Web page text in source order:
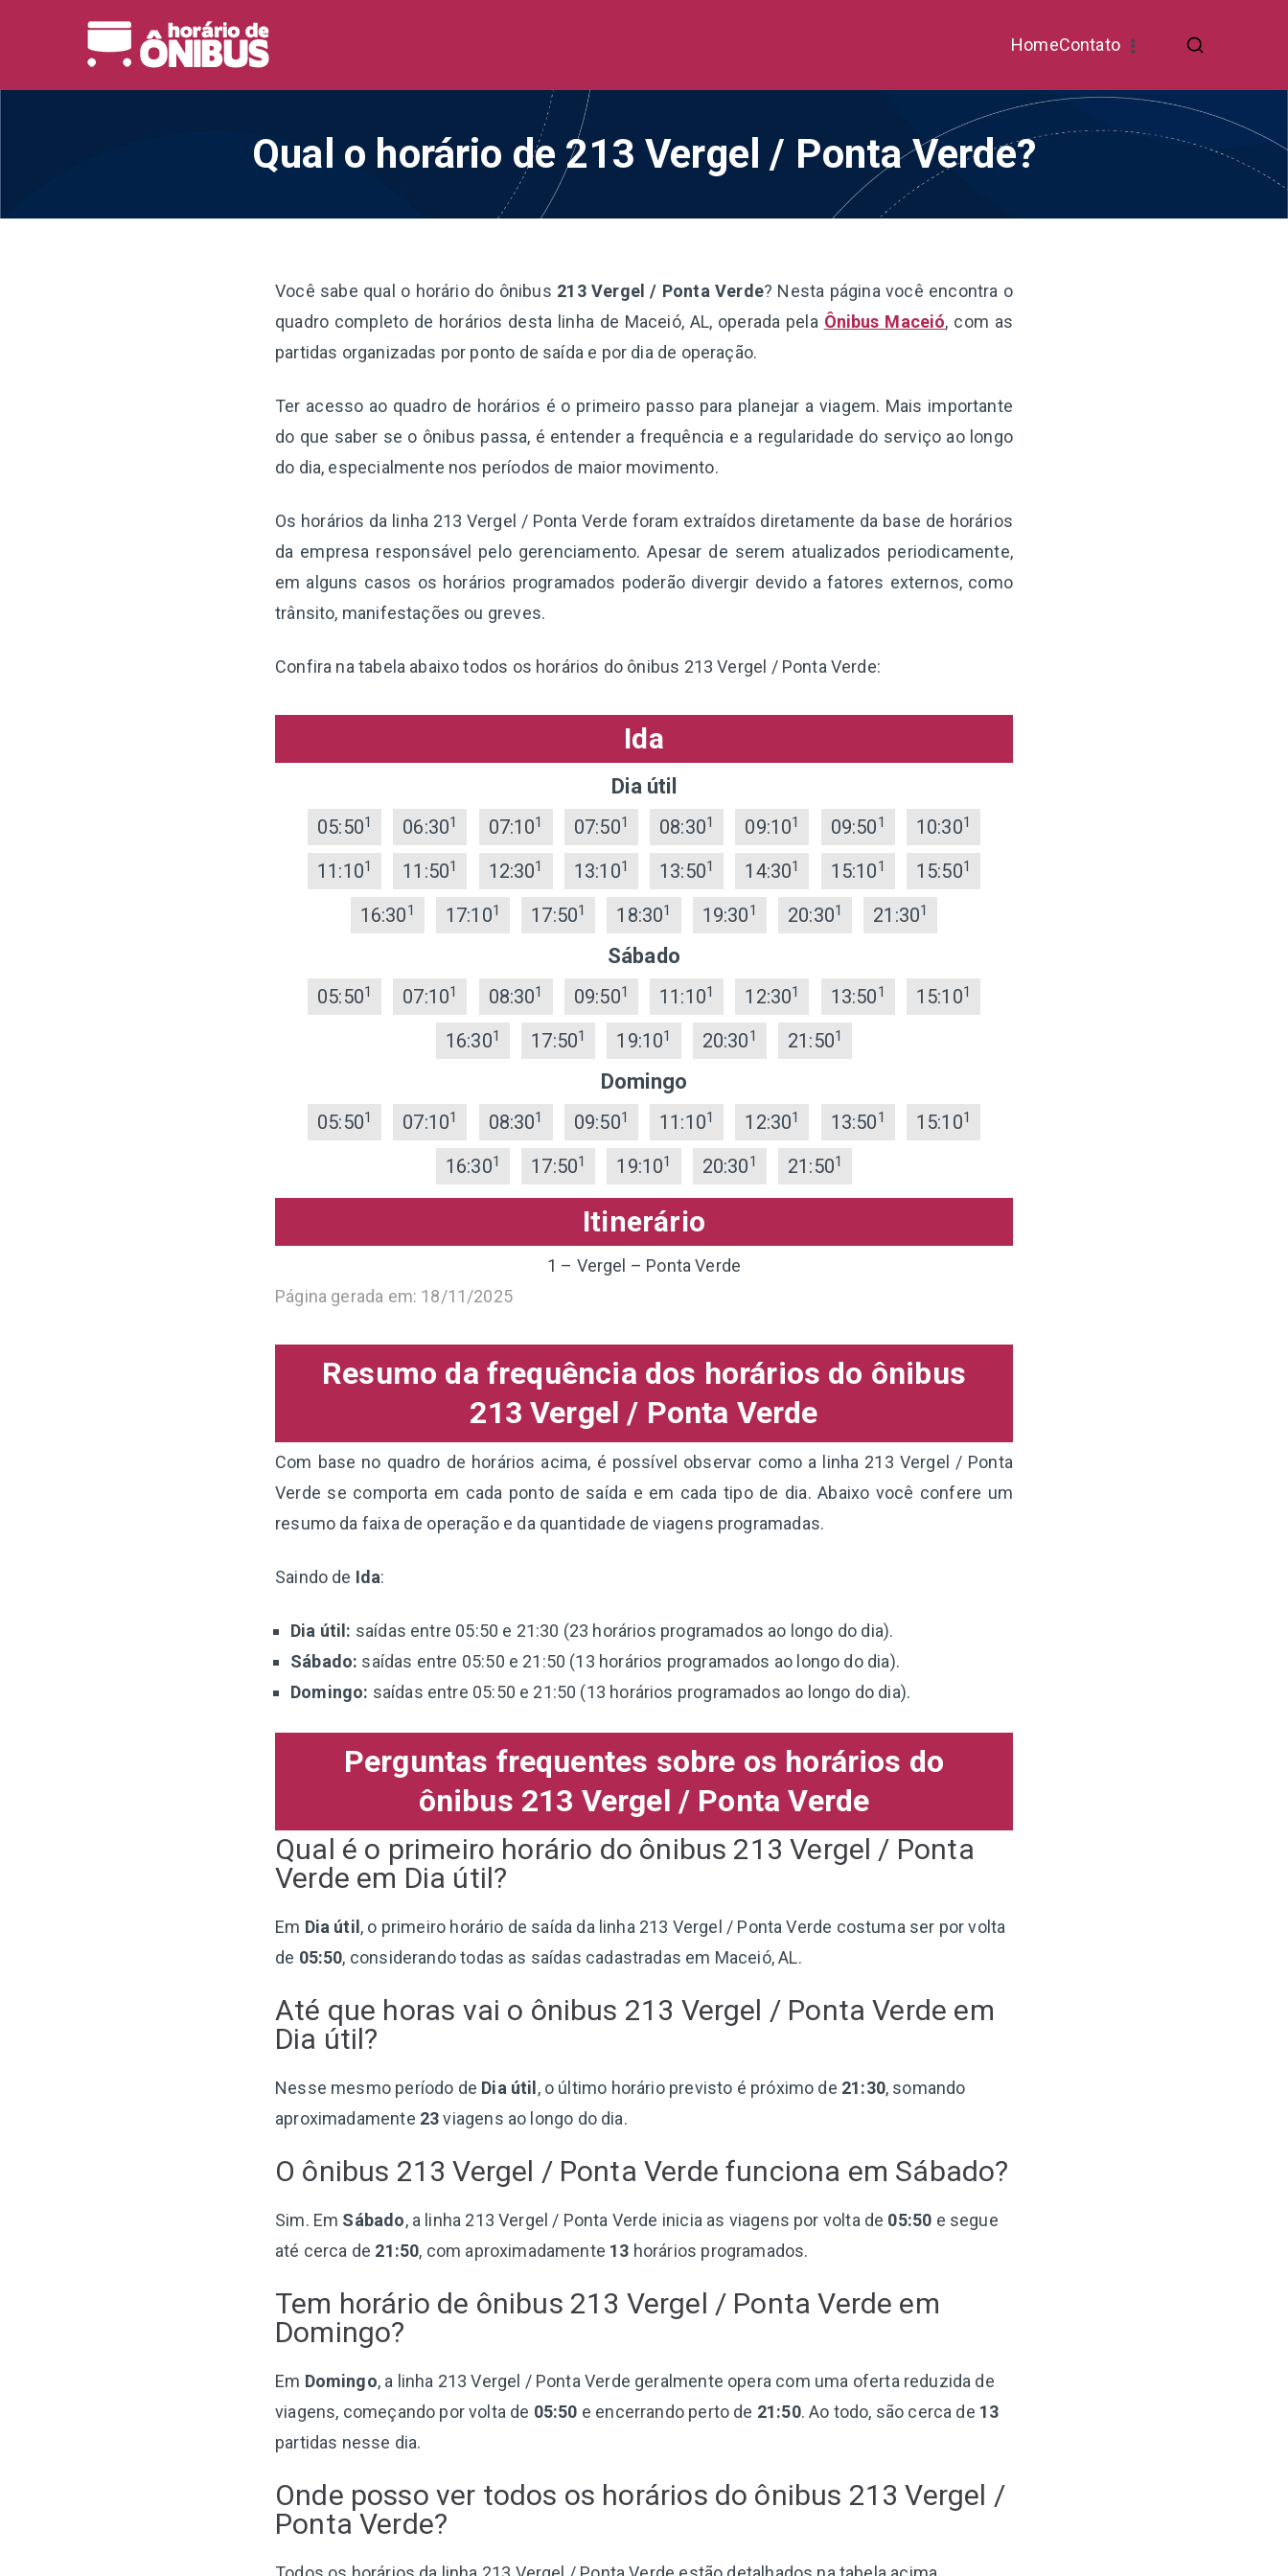
HomeContato
Qual o horário de 213 Vergel / Ponta Verde?
Você sabe qual o horário do ônibus 213 Vergel / Ponta Verde? Nesta página você encontra o
quadro completo de horários desta linha de Maceió, AL, operada pela Ônibus Maceió, com as
partidas organizadas por ponto de saída e por dia de operação.
Ter acesso ao quadro de horários é o primeiro passo para planejar a viagem. Mais importante
do que saber se o ônibus passa, é entender a frequência e a regularidade do serviço ao longo
do dia, especialmente nos períodos de maior movimento.
Os horários da linha 213 Vergel / Ponta Verde foram extraídos diretamente da base de horários
da empresa responsável pelo gerenciamento. Apesar de serem atualizados periodicamente,
em alguns casos os horários programados poderão divergir devido a fatores externos, como
trânsito, manifestações ou greves.
Confira na tabela abaixo todos os horários do ônibus 213 Vergel / Ponta Verde:
Ida
Dia útil
05:501 06:301 07:101 07:501 08:301 09:101 09:501 10:301
11:101 11:501 12:301 13:101 13:501 14:301 15:101 15:501
16:301 17:101 17:501 18:301 19:301 20:301 21:301
Sábado
05:501 07:101 08:301 09:501 11:101 12:301 13:501 15:101
16:301 17:501 19:101 20:301 21:501
Domingo
05:501 07:101 08:301 09:501 11:101 12:301 13:501 15:101
16:301 17:501 19:101 20:301 21:501
Itinerário
1 – Vergel – Ponta Verde
Página gerada em: 18/11/2025
Resumo da frequência dos horários do ônibus
213 Vergel / Ponta Verde
Com base no quadro de horários acima, é possível observar como a linha 213 Vergel / Ponta
Verde se comporta em cada ponto de saída e em cada tipo de dia. Abaixo você confere um
resumo da faixa de operação e da quantidade de viagens programadas.
Saindo de Ida:
Dia útil: saídas entre 05:50 e 21:30 (23 horários programados ao longo do dia).
Sábado: saídas entre 05:50 e 21:50 (13 horários programados ao longo do dia).
Domingo: saídas entre 05:50 e 21:50 (13 horários programados ao longo do dia).
Perguntas frequentes sobre os horários do
ônibus 213 Vergel / Ponta Verde
Qual é o primeiro horário do ônibus 213 Vergel / Ponta
Verde em Dia útil?
Em Dia útil , o primeiro horário de saída da linha 213 Vergel / Ponta Verde costuma ser por volta
de 05:50, considerando todas as saídas cadastradas em Maceió, AL.
Até que horas vai o ônibus 213 Vergel / Ponta Verde em
Dia útil?
Nesse mesmo período de Dia útil , o último horário previsto é próximo de 21:30, somando
aproximadamente 23viagens ao longo do dia.
O ônibus 213 Vergel / Ponta Verde funciona em Sábado?
Sim. Em Sábado, a linha 213 Vergel / Ponta Verde inicia as viagens por volta de 05:50 e segue
até cerca de 21:50, com aproximadamente 13 horários programados.
Tem horário de ônibus 213 Vergel / Ponta Verde em
Domingo?
Em Domingo, a linha 213 Vergel / Ponta Verde geralmente opera com uma oferta reduzida de
viagens, começando por volta de 05:50 e encerrando perto de 21:50. Ao todo, são cerca de 13
partidas nesse dia.
Onde posso ver todos os horários do ônibus 213 Vergel /
Ponta Verde?